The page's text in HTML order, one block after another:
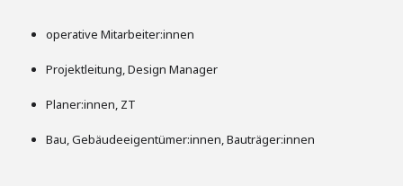
operative Mitarbeiter:innen
Projektleitung, Design Manager
Planer:innen, ZT
Bau, Gebäudeeigentümer:innen, Bauträger:innen